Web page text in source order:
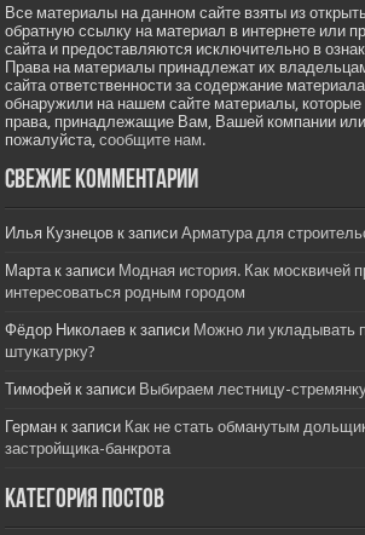
Все материалы на данном сайте взяты из
обратную ссылку на материал в интернете или
сайта и предоставляются исключительно в
Права на материалы принадлежат их
сайта ответственности за содержание
обнаружили на нашем сайте материалы,
права, принадлежащие Вам, Вашей компании или
пожалуйста,сообщите нам.
Свежие комментарии
Илья Кузнецов к записиАрматура для
Марта к записи Модная история. Как москвичей
интересоваться родным городом
Фёдор Николаев к записи Можно ли укладывать
штукатурку?
Тимофей к записи Выбираем лестницу-
Герман к записи Как не стать обманутым
застройщика-банкрота
Категория постов